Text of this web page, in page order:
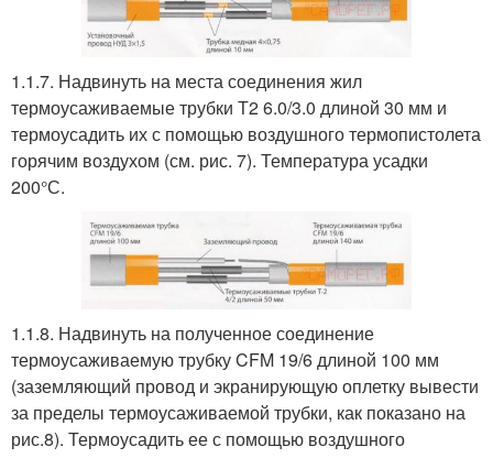
1.1.7. Надвинуть на места соединения жил
термоусаживаемые трубки Т2 6.0/3.0 длиной 30 мм и
термоусадить их с помощью воздушного термопистолета
горячим воздухом (см. рис. 7). Температура усадки
200°С.
1.1.8. Надвинуть на полученное соединение
термоусаживаемую трубку CFM 19/6 длиной 100 мм
(заземляющий провод и экранирующую оплетку вывести
за пределы термоусаживаемой трубки, как показано на
рис.8). Термоусадить ее с помощью воздушного